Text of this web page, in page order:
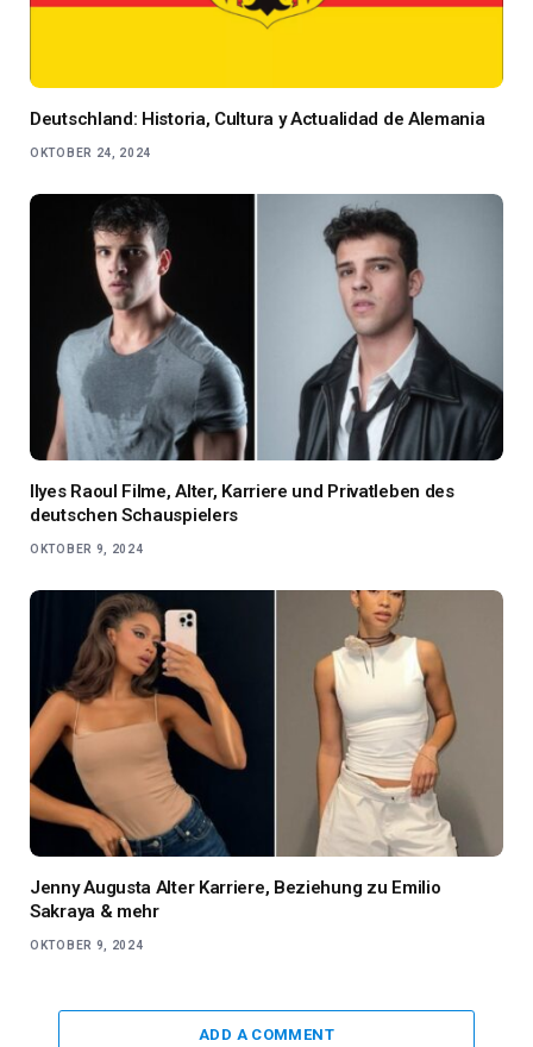
Deutschland: Historia, Cultura y Actualidad de Alemania
OKTOBER 24, 2024
Ilyes Raoul Filme, Alter, Karriere und Privatleben des
deutschen Schauspielers
OKTOBER 9, 2024
Jenny Augusta Alter Karriere, Beziehung zu Emilio
Sakraya & mehr
OKTOBER 9, 2024
ADD A COMMENT